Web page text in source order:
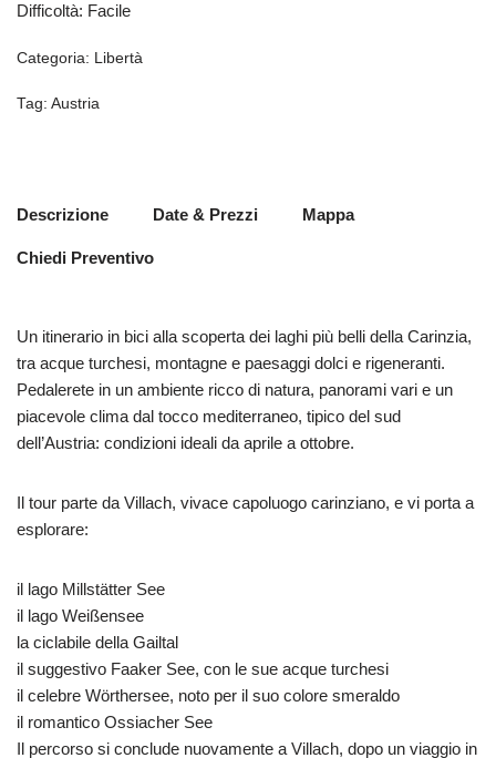
Difficoltà: Facile
Categoria: Libertà
Tag: Austria
Descrizione Date & Prezzi Mappa
Chiedi Preventivo
Un itinerario in bici alla scoperta dei laghi più belli della Carinzia,
tra acque turchesi, montagne e paesaggi dolci e rigeneranti.
Pedalerete in un ambiente ricco di natura, panorami vari e un
piacevole clima dal tocco mediterraneo, tipico del sud
dell’Austria: condizioni ideali da aprile a ottobre.
Il tour parte da Villach, vivace capoluogo carinziano, e vi porta a
esplorare:
il lago Millstätter See
il lago Weißensee
la ciclabile della Gailtal
il suggestivo Faaker See, con le sue acque turchesi
il celebre Wörthersee, noto per il suo colore smeraldo
il romantico Ossiacher See
Il percorso si conclude nuovamente a Villach, dopo un viaggio in